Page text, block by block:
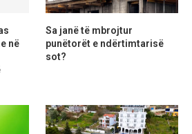
në
Sa janë të mbrojtur
punëtorët e ndërtimtarisë
sot?